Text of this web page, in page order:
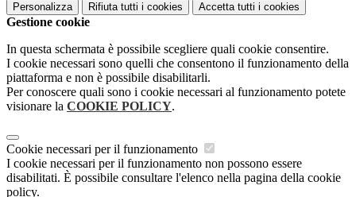
Personalizza Rifiuta tutti i cookies Accetta tutti i cookies
Gestione cookie
In questa schermata è possibile scegliere quali cookie consentire.
I cookie necessari sono quelli che consentono il funzionamento della
piattaforma e non è possibile disabilitarli.
Per conoscere quali sono i cookie necessari al funzionamento potete
visionare la COOKIE POLICY.
Cookie necessari per il funzionamento
I cookie necessari per il funzionamento non possono essere
disabilitati. È possibile consultare l'elenco nella pagina della cookie
policy.